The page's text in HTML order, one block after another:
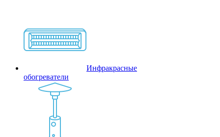
Инфракрасные
обогреватели